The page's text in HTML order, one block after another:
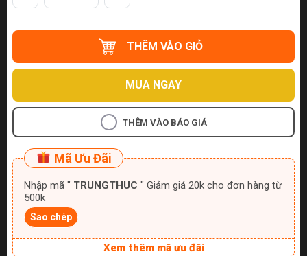
THÊM VÀO GIỎ
MUA NGAY
THÊM VÀO BÁO GIÁ
Mã Ưu Đãi
Nhập mã " TRUNGTHUC " Giảm giá 20k cho đơn hàng từ
500k
Sao chép
Xem thêm mã ưu đãi